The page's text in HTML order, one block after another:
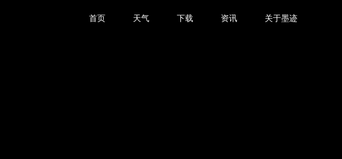
首页 天气 下载 资讯 关于墨迹